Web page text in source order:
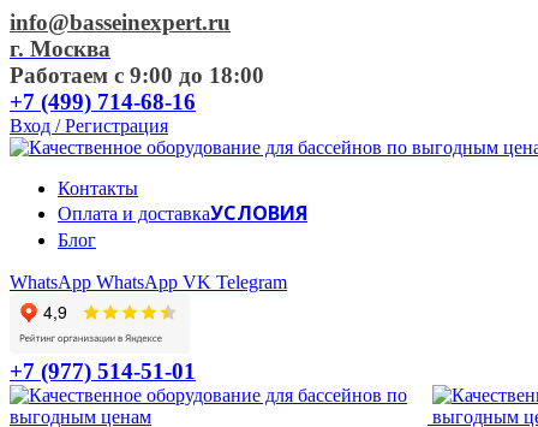
info@basseinexpert.ru
г. Москва
Работаем с 9:00 до 18:00
+7 (499) 714-68-16
Вход / Регистрация
Контакты
Оплата и доставкаУСЛОВИЯ
Блог
WhatsApp WhatsApp VK Telegram
+7 (977) 514-51-01